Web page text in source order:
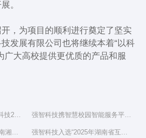
。
，为项目的顺利进行奠定了坚实
发展有限公司也将继续本着“以科
广大高校提供更优质的产品和服
强基聚智 共赴新程 | 强智科技2025年度总结表彰大会隆重举行 强智科技携智慧校园智能服务平台亮相湖南省教育信息化工作研讨会
强智科技连续两年获评“湖南湘江新区民营企业社会责任百强” 强智科技入选“2025年湖南省互联网综合实力前三十家企业”